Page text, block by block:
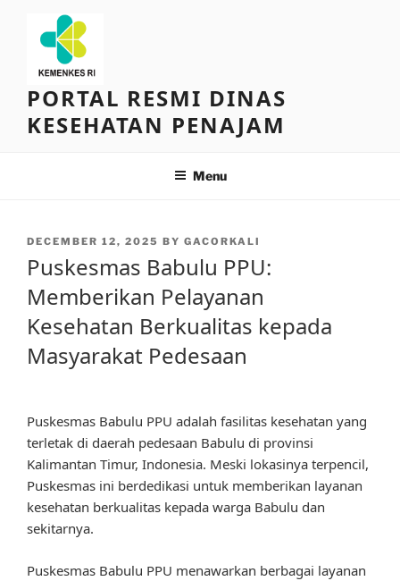
content
PORTAL RESMI DINAS
KESEHATAN PENAJAM
Menu
POSTED
DECEMBER 12, 2025 BY GACORKALI
Puskesmas Babulu PPU:
Memberikan Pelayanan
Kesehatan Berkualitas kepada
Masyarakat Pedesaan
Puskesmas Babulu PPU adalah fasilitas kesehatan yang
terletak di daerah pedesaan Babulu di provinsi
Kalimantan Timur, Indonesia. Meski lokasinya terpencil,
Puskesmas ini berdedikasi untuk memberikan layanan
kesehatan berkualitas kepada warga Babulu dan
sekitarnya.
Puskesmas Babulu PPU menawarkan berbagai layanan